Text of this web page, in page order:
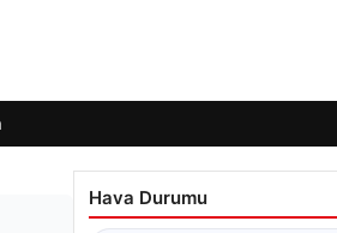
Hava Durumu